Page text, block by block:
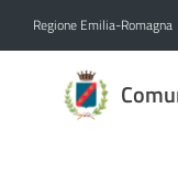
Regione Emilia-Romagna
Comune
di Castel